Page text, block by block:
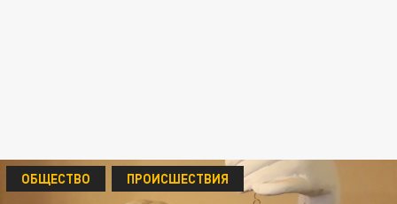
ОБЩЕСТВО ПРОИСШЕСТВИЯ